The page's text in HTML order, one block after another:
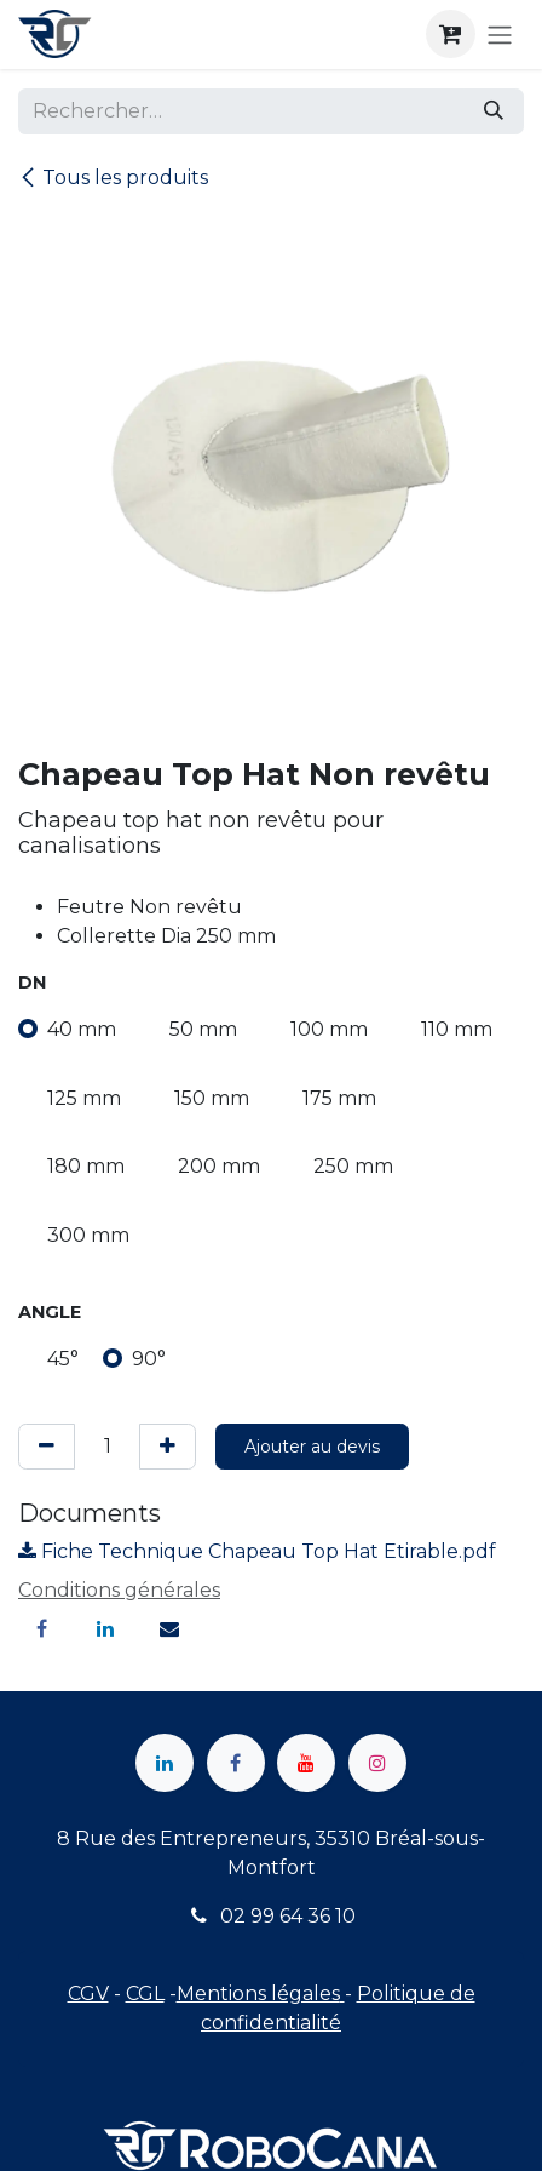
Se rendre au contenu
Tous les produits
Chapeau Top Hat Non revêtu
Chapeau top hat non revêtu pour
canalisations
Feutre Non revêtu
Collerette Dia 250 mm
DN
40 mm 50 mm 100 mm 110 mm
125 mm 150 mm 175 mm
180 mm 200 mm 250 mm
300 mm
ANGLE
45° 90°
Ajouter au devis
Documents
Fiche Technique Chapeau Top Hat Etirable.pdf
Conditions générales
8 Rue des Entrepreneurs, 35310 Bréal-sous-
Montfort
02 99 64 36 10
CGV- CGL-Mentions légales - Politique de
confidentialité